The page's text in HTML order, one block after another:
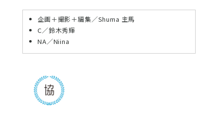
企画＋撮影＋編集／Shuma 主馬
C／鈴木秀輝
NA／Niina